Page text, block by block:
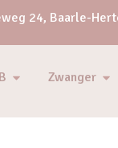
24, Baarle-
Zwanger